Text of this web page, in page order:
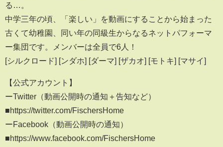
る…。
中学三年の頃、「楽しい」を動画にすることから始まった
古くて幼稚園、同い年の同級生からなるネットパフォーマ
ー集団です。メンバーは全員で6人！
[シルクロード] [ンダホ] [ダーマ] [ザカオ] [モトキ] [マサイ]
【公式アカウント】
ーTwitter（動画公開時の通知＋告知など）
■https://twitter.com/FischersHome
ーFacebook（動画公開時の通知）
■https://www.facebook.com/FischersHome